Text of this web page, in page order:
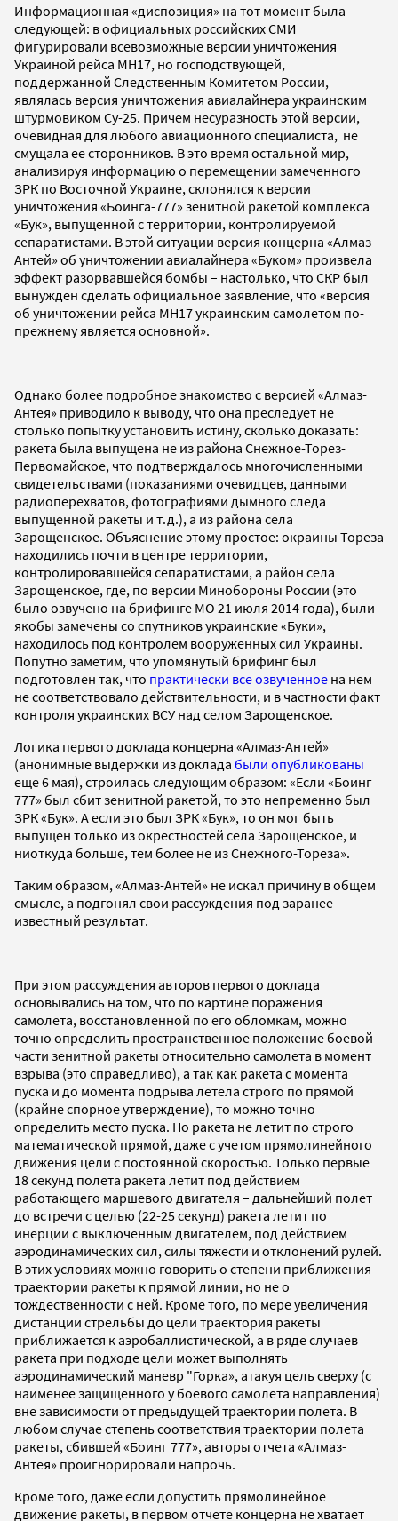
Информационная «диспозиция» на тот момент была
следующей: в официальных российских СМИ
фигурировали всевозможные версии уничтожения
Украиной рейса МН17, но господствующей,
поддержанной Следственным Комитетом России,
являлась версия уничтожения авиалайнера украинским
штурмовиком Су-25. Причем несуразность этой версии,
очевидная для любого авиационного специалиста, не
смущала ее сторонников. В это время остальной мир,
анализируя информацию о перемещении замеченного
ЗРК по Восточной Украине, склонялся к версии
уничтожения «Боинга-777» зенитной ракетой комплекса
«Бук», выпущенной с территории, контролируемой
сепаратистами. В этой ситуации версия концерна «Алмаз-
Антей» об уничтожении авиалайнера «Буком» произвела
эффект разорвавшейся бомбы – настолько, что СКР был
вынужден сделать официальное заявление, что «версия
об уничтожении рейса МН17 украинским самолетом по-
прежнему является основной».
Однако более подробное знакомство с версией «Алмаз-
Антея» приводило к выводу, что она преследует не
столько попытку установить истину, сколько доказать:
ракета была выпущена не из района Снежное-Торез-
Первомайское, что подтверждалось многочисленными
свидетельствами (показаниями очевидцев, данными
радиоперехватов, фотографиями дымного следа
выпущенной ракеты и т.д.), а из района села
Зарощенское. Объяснение этому простое: окраины Тореза
находились почти в центре территории,
контролировавшейся сепаратистами, а район села
Зарощенское, где, по версии Минобороны России (это
было озвучено на брифинге МО 21 июля 2014 года), были
якобы замечены со спутников украинские «Буки»,
находилось под контролем вооруженных сил Украины.
Попутно заметим, что упомянутый брифинг был
подготовлен так, что практически все озвученное на нем
не соответствовало действительности, и в частности факт
контроля украинских ВСУ над селом Зарощенское.
Логика первого доклада концерна «Алмаз-Антей»
(анонимные выдержки из доклада были опубликованы
еще 6 мая), строилась следующим образом: «Если «Боинг
777» был сбит зенитной ракетой, то это непременно был
ЗРК «Бук». А если это был ЗРК «Бук», то он мог быть
выпущен только из окрестностей села Зарощенское, и
ниоткуда больше, тем более не из Снежного-Тореза».
Таким образом, «Алмаз-Антей» не искал причину в общем
смысле, а подгонял свои рассуждения под заранее
известный результат.
При этом рассуждения авторов первого доклада
основывались на том, что по картине поражения
самолета, восстановленной по его обломкам, можно
точно определить пространственное положение боевой
части зенитной ракеты относительно самолета в момент
взрыва (это справедливо), а так как ракета с момента
пуска и до момента подрыва летела строго по прямой
(крайне спорное утверждение), то можно точно
определить место пуска. Но ракета не летит по строго
математической прямой, даже с учетом прямолинейного
движения цели с постоянной скоростью. Только первые
18 секунд полета ракета летит под действием
работающего маршевого двигателя – дальнейший полет
до встречи с целью (22-25 секунд) ракета летит по
инерции с выключенным двигателем, под действием
аэродинамических сил, силы тяжести и отклонений рулей.
В этих условиях можно говорить о степени приближения
траектории ракеты к прямой линии, но не о
тождественности с ней. Кроме того, по мере увеличения
дистанции стрельбы до цели траектория ракеты
приближается к аэробаллистической, а в ряде случаев
ракета при подходе цели может выполнять
аэродинамический маневр "Горка», атакуя цель сверху (с
наименее защищенного у боевого самолета направления)
вне зависимости от предыдущей траектории полета. В
любом случае степень соответствия траектории полета
ракеты, сбившей «Боинг 777», авторы отчета «Алмаз-
Антея» проигнорировали напрочь.
Кроме того, даже если допустить прямолинейное
движение ракеты, в первом отчете концерна не хватает